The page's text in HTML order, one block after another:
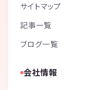
サイトマップ
記事一覧
ブログ一覧
会社情報